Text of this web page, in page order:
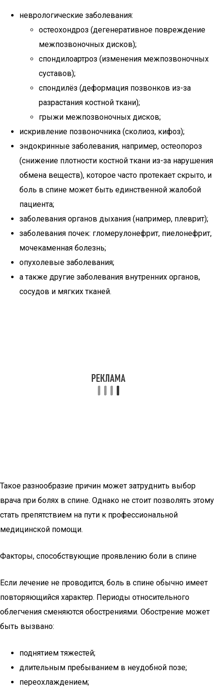
неврологические заболевания:
остеохондроз (дегенеративное повреждение
межпозвоночных дисков);
спондилоартроз (изменения межпозвоночных
суставов);
спондилёз (деформация позвонков из-за
разрастания костной ткани);
грыжи межпозвоночных дисков;
искривление позвоночника (сколиоз, кифоз);
эндокринные заболевания, например, остеопороз
(снижение плотности костной ткани из-за нарушения
обмена веществ), которое часто протекает скрыто, и
боль в спине может быть единственной жалобой
пациента;
заболевания органов дыхания (например, плеврит);
заболевания почек: гломерулонефрит, пиелонефрит,
мочекаменная болезнь;
опухолевые заболевания;
а также другие заболевания внутренних органов,
сосудов и мягких тканей.
Такое разнообразие причин может затруднить выбор
врача при болях в спине. Однако не стоит позволять этому
стать препятствием на пути к профессиональной
медицинской помощи.
Факторы, способствующие проявлению боли в спине
Если лечение не проводится, боль в спине обычно имеет
повторяющийся характер. Периоды относительного
облегчения сменяются обострениями. Обострение может
быть вызвано:
поднятием тяжестей;
длительным пребыванием в неудобной позе;
переохлаждением;